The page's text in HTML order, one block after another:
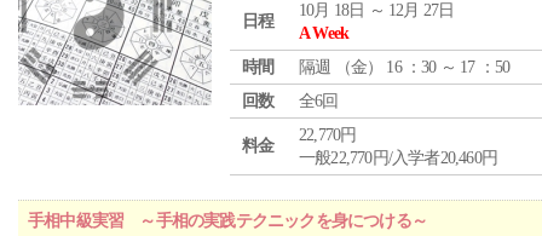
日程
10月 18日 ～ 12月 27日
A Week
時間
隔週 （金） 16 ：30 ～ 17 ：50
回数
全6回
料金
22,770円
一般22,770円/入学者20,460円
手相中級実習 ～手相の実践テクニックを身につける～